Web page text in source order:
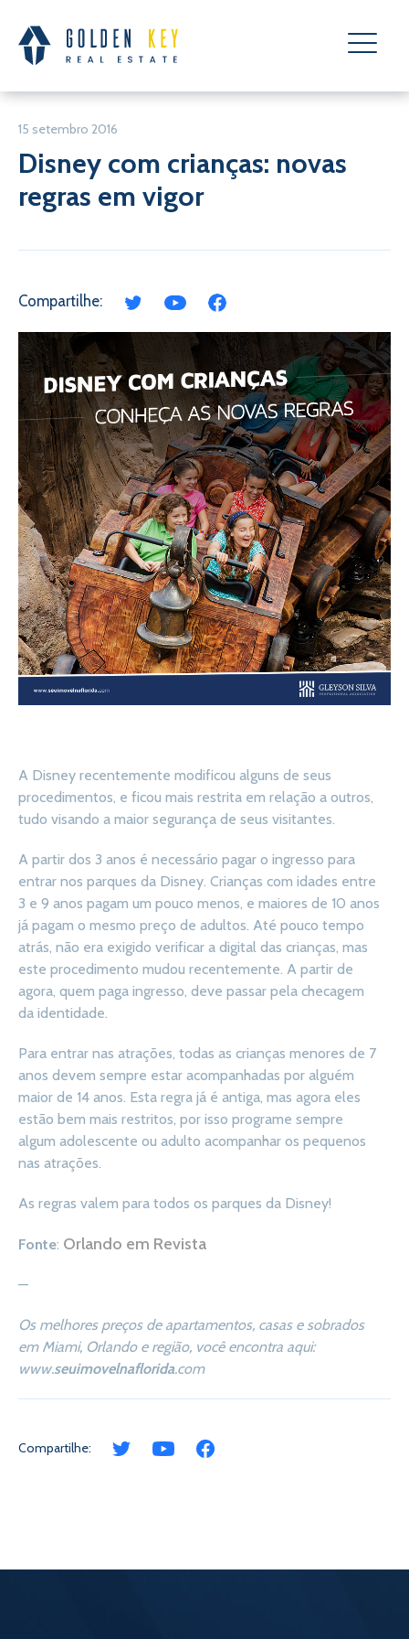
15 setembro 2016
Disney com crianças: novas
regras em vigor
Compartilhe:
A Disney recentemente modificou alguns de seus
procedimentos, e ficou mais restrita em relação a outros,
tudo visando a maior segurança de seus visitantes.
A partir dos 3 anos é necessário pagar o ingresso para
entrar nos parques da Disney. Crianças com idades entre
3 e 9 anos pagam um pouco menos, e maiores de 10 anos
já pagam o mesmo preço de adultos. Até pouco tempo
atrás, não era exigido verificar a digital das crianças, mas
este procedimento mudou recentemente. A partir de
agora, quem paga ingresso, deve passar pela checagem
da identidade.
Para entrar nas atrações, todas as crianças menores de 7
anos devem sempre estar acompanhadas por alguém
maior de 14 anos. Esta regra já é antiga, mas agora eles
estão bem mais restritos, por isso programe sempre
algum adolescente ou adulto acompanhar os pequenos
nas atrações.
As regras valem para todos os parques da Disney!
Fonte: Orlando em Revista
—
Os melhores preços de apartamentos, casas e sobrados
em Miami, Orlando e região, você encontra aqui:
www.seuimovelnaflorida.com
Compartilhe: